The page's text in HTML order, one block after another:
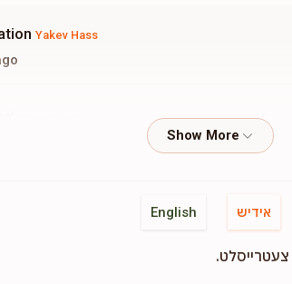
Yakev Hass
English אידיש